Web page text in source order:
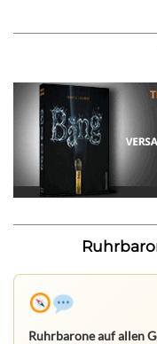
Ruhrbarone auf allen